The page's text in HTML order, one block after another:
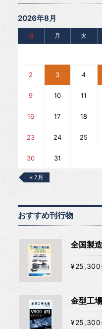
2026年8月
日 月 火
2 3 4
9 10 11
16 17 18
23 24 25
30 31
« 7月
おすすめ刊行物
全国製
金型工